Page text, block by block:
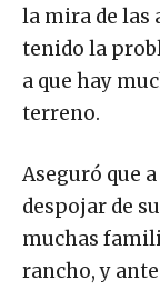
la mira de las
tenido la
a que hay
terreno.
Aseguró que
despojar de
muchas
rancho, y